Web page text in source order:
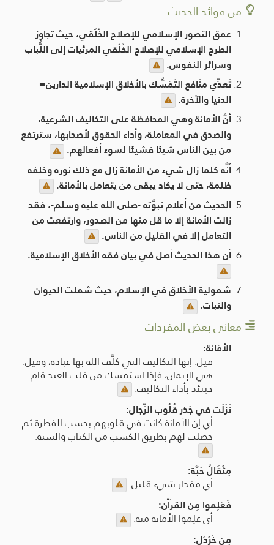
من فوائد الحديث
عمق التصور الإسلامي للإصلاح الخُلُقي، حيث تجاوز
الطرح الإسلامي للإصلاح الخُلُقي المرئيات إلى اللُّباب
وسرائر النفوس.
تَعدِّي منَافع التَمَسُّك بالأخلاق الإسلامية الدارين=
الدنيا والآخرة.
أنَّ الأمانة وهي المحافظة على التكاليف الشرعية،
والصدق في المعاملة، وأداء الحقوق لأصحابها، سترتفع
من بين الناس شيئا فشيئا لسوء أفعالهم.
أنَّه كلما زال شيء من الأمانة زال مع ذلك نوره وخلفه
ظلمة، حتى لا يكاد يبقى من يتعامل بالأمانة.
الحديث من أعلام نبوَّته -صلى الله عليه وسلم-، فقد
زالت الأمانة إلا ما قل منها من الصدور، وارتفعت من
التعامل إلا في القليل من الناس.
أن هذا الحديث أصل في بيان فقه الأخلاق الإسلامية.
شمولية الأخلاق في الإسلام، حيث شملت الحيوان
والنبات.
معاني بعض المفردات
الأمَانة:
قيل: إنها التكاليف التي كلَّف الله بها عباده، وقيل:
هي الإيمان، فإذا استمسك من قلب العبد قام
حينئذ بأداء التكاليف.
نَزَلَت في جَذر قُلُوب الرِّجال:
أي إن الأمانة كانت في قلوبهم بحسب الفطرة ثم
حصلت لهم بطريق الكسب من الكتاب والسنة.
مِثْقَالُ حَبَّة:
أي مقدار شيء قليل.
فَعَلِموا مِن القرآن:
أي علِموا الأمانة منه.
مِن خَرْدَل: